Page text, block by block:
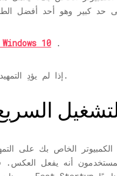
التمهيد النظيف لنظام التشغيل Windows 10 .
إذا لم يؤدِ التمهيد النظيف إلى حل مشكلتك ، فجرّب الطريقة التالية.
أنه يفعل